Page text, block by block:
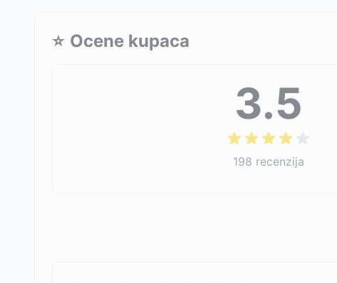
⭐ Ocene kupaca
3.5
198 recenzija